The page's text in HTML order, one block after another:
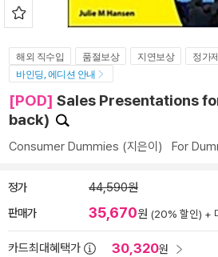
해외 직수입 품절보상 지연보상 정가
바인딩, 에디션 안내
[POD] Sales Presentations
back)
Consumer Dummies (지은이) For
정가 44,590원
판매가 35,670원 (20% 할인) +
카드최대혜택가 30,320원